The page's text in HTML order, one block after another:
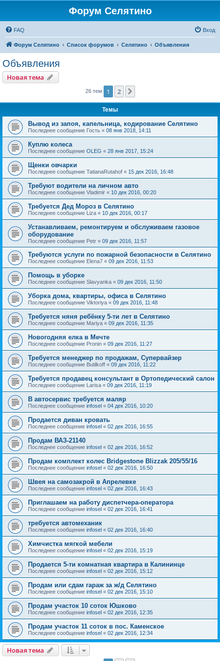
Форум Селятино
FAQ Вход
Форум Селятино Список форумов Селятино Объявления
Объявления
Новая тема
26 тем 1 2
Темы
Вывод из запоя, капельница, кодирование Селятино
Последнее сообщение Гость « 08 янв 2018, 14:11
Куплю колеса
Последнее сообщение OLEG « 28 янв 2017, 15:24
Щенки овчарки
Последнее сообщение TatianaRutahof « 15 дек 2016, 16:48
Требуют водители на личном авто
Последнее сообщение Vladimir « 10 дек 2016, 00:20
Требуется Дед Мороз в Селятино
Последнее сообщение Liza « 10 дек 2016, 00:17
Устанавливаем, ремонтируем и обслуживаем газовое
оборудование
Последнее сообщение Petr « 09 дек 2016, 11:57
Требуются услуги по пожарной безопасности в Селятино
Последнее сообщение Elena7 « 09 дек 2016, 11:53
Помощь в уборке
Последнее сообщение Slavyanka « 09 дек 2016, 11:50
Уборка дома, квартиры, офиса в Селятино
Последнее сообщение Viktoriya « 09 дек 2016, 11:48
Требуется няня ребёнку 5-ти лет в Селятино
Последнее сообщение Mariya « 09 дек 2016, 11:35
Новогодняя елка в Мечте
Последнее сообщение Pronin « 09 дек 2016, 11:27
Требуется менеджер по продажам, Супервайзер
Последнее сообщение Butilkoff « 09 дек 2016, 11:22
Требуется продавец консультант в Ортопедический салон
Последнее сообщение Larisa « 09 дек 2016, 11:19
В автосервис требуется маляр
Последнее сообщение infosel « 04 дек 2016, 10:20
Продается диван кровать
Последнее сообщение infosel « 02 дек 2016, 16:55
Продам ВАЗ-21140
Последнее сообщение infosel « 02 дек 2016, 16:52
Продам комплект колес Bridgestone Blizzak 205/55/16
Последнее сообщение infosel « 02 дек 2016, 16:50
Швея на самозакрой в Апрелевке
Последнее сообщение infosel « 02 дек 2016, 16:43
Приглашаем на работу диспетчера-оператора
Последнее сообщение infosel « 02 дек 2016, 16:41
требуется автомеханик
Последнее сообщение infosel « 02 дек 2016, 16:40
Химчистка мягкой мебели
Последнее сообщение infosel « 02 дек 2016, 15:19
Продается 5-ти комнатная квартира в Калининце
Последнее сообщение infosel « 02 дек 2016, 15:12
Продам или сдам гараж за ж/д Селятино
Последнее сообщение infosel « 02 дек 2016, 15:10
Продам участок 10 соток Юшково
Последнее сообщение infosel « 02 дек 2016, 12:35
Продам участок 11 соток в пос. Каменское
Последнее сообщение infosel « 02 дек 2016, 12:34
Новая тема